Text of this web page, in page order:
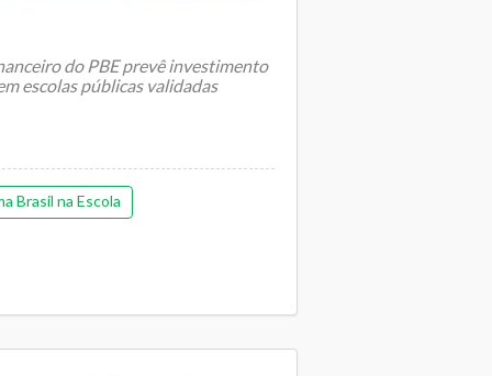
do PBE prevê investimento
escolas públicas validadas
Brasil na Escola